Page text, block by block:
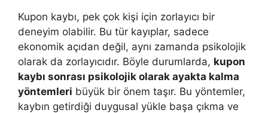
Kupon kaybı, pek çok kişi için zorlayıcı bir
deneyim olabilir. Bu tür kayıplar, sadece
ekonomik açıdan değil, aynı zamanda psikolojik
olarak da zorlayıcıdır. Böyle durumlarda, kupon
kaybı sonrası psikolojik olarak ayakta kalma
yöntemleri büyük bir önem taşır. Bu yöntemler,
kaybın getirdiği duygusal yükle başa çıkma ve